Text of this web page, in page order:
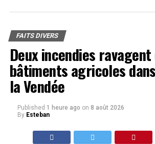
FAITS DIVERS
Deux incendies ravagent
bâtiments agricoles
la Vendée
Published 1 heure ago on 8 août 2026
By Esteban